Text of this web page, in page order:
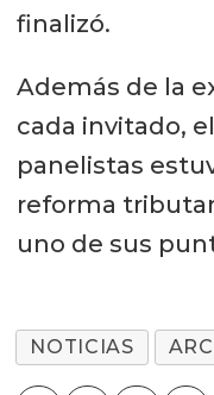
finalizó.
Además de la
cada invitado,
panelistas
reforma
uno de sus
NOTICIAS